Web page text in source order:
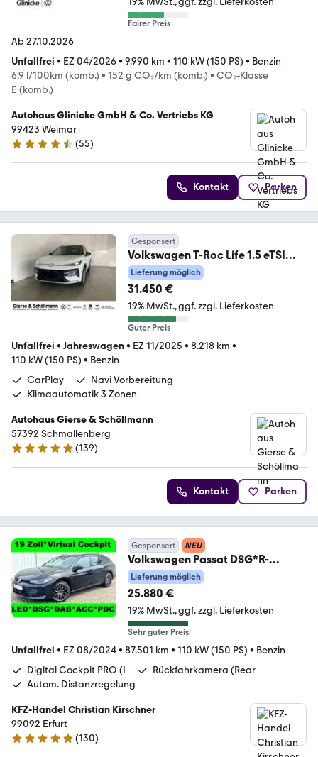
Fairer Preis
Ab 27.10.2026
Unfallfrei • EZ 04/2026• 9.990 km • 110 kW (150 PS) • Benzin
6,9 l/100km (komb.) • 152 g CO₂/km (komb.) • CO₂-Klasse
E (komb.)
Autohaus Glinicke GmbH & Co. Vertriebs KG
99423 Weimar
4.4 Sterne
(55)
Kontakt Parken
Gesponsert
Volkswagen T-Roc Life 1.5 eTSI
DSG LED+KAMERA
Lieferung möglich
31.450 €
19% MwSt. ggf. zzgl. Lieferkosten
Guter Preis
Unfallfrei • Jahreswagen• EZ 11/2025 • 8.218 km •
110 kW (150 PS) • Benzin
CarPlay
Navi Vorbereitung
Klimaautomatik 3 Zonen
Autohaus Gierse & Schöllmann
57392 Schmallenberg
4.8 Sterne
(139)
Kontakt Parken
Gesponsert NEU
Volkswagen Passat DSG*R-
Kamera*19 Zoll*LED-SW*ACC
Lieferung möglich
25.880 €
19% MwSt. ggf. zzgl. Lieferkosten
Sehr guter Preis
Unfallfrei • EZ 08/2024• 87.501 km • 110 kW (150 PS) • Benzin
Digital Cockpit PRO (I
Rückfahrkamera (Rear
Autom. Distanzregelung
KFZ-Handel Christian Kirschner
99092 Erfurt
5 Sterne
(130)